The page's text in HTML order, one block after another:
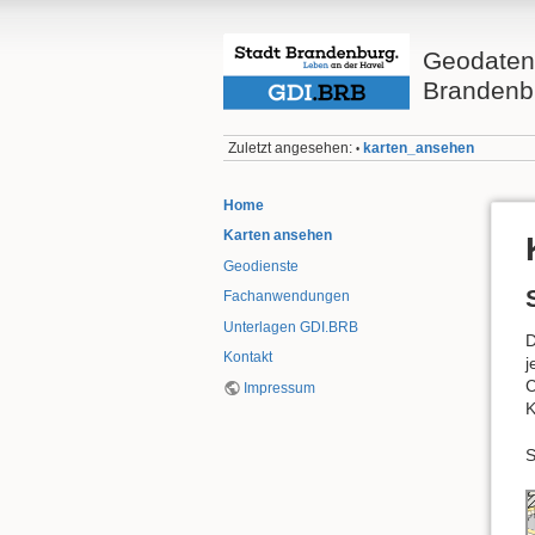
Zuletzt angesehen: • karten_ansehen
Home
Karten ansehen
Geodienste
Fachanwendungen
Unterlagen GDI.BRB
Kontakt
Impressum